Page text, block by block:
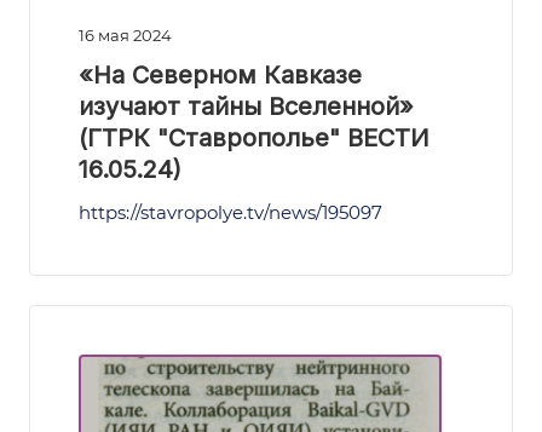
16 мая 2024
«На Северном Кавказе
изучают тайны Вселенной»
(ГТРК "Ставрополье" ВЕСТИ
16.05.24)
https://stavropolye.tv/news/195097